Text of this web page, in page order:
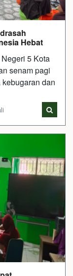
Hebat
5 Kota
senam pagi
dan